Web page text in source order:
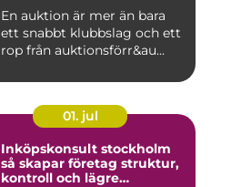
En auktion är mer än bara
ett snabbt klubbslag och ett
rop från auktionsförr&au...
01. jul
Inköpskonsult stockholm
så skapar företag struktur,
kontroll och lägre